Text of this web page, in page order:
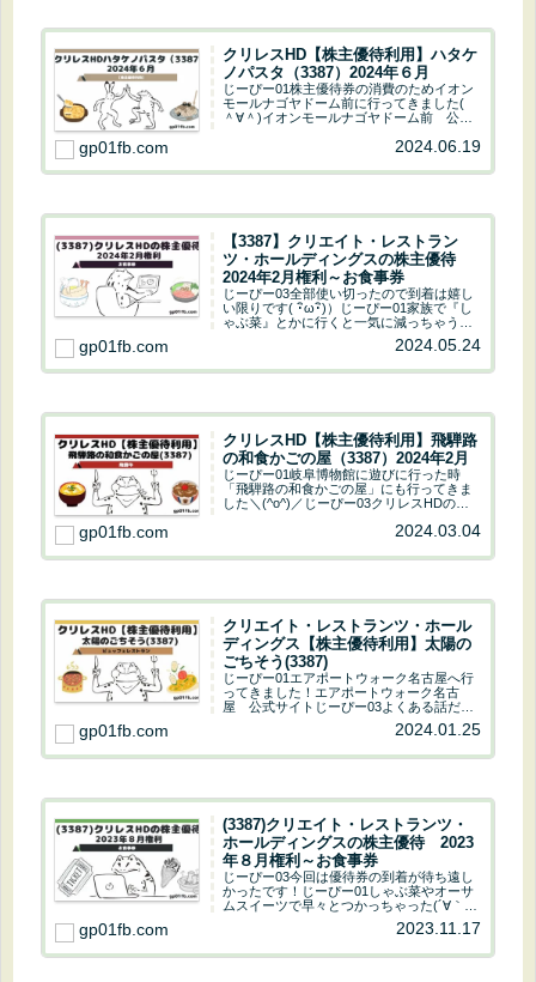
クリレスHD【株主優待利用】ハタケ
ノパスタ（3387）2024年６月
じーぴー01株主優待券の消費のためイオン
モールナゴヤドーム前に行ってきました(
＾∀＾)イオンモールナゴヤドーム前 公式
サイトじーぴー03じーぴーがクリレスの優
待券を使うって言ってたけど…じーぴー01
gp01fb.com 2024.06.19
【3387】クリエイト・レストラン
2024年2月権利～お食事券
じーぴー03全部使い切ったので到着は嬉し
い限りです( ･ิω･ิ)）じーぴー01家族で『し
ゃぶ菜』とかに行くと一気に減っちゃうか
らね！！今回はデザート王国でゆっくり消
化も良いかも(*´ω`*)株主優待予想配当金予
想配当利回りグループ店舗で使...
gp01fb.com 2024.05.24
クリレスHD【株主優待利用】飛騨路
じーぴー01岐阜博物館に遊びに行った時
「飛騨路の和食かごの屋」にも行ってきま
した＼(^o^)／じーぴー03クリレスHDの優
待券が使えるお店ね！！じーぴー01知らな
かったけど、「飛騨路の和食かごの屋」と
「かごの屋」は別の括りみたね！かごの屋
gp01fb.com 2024.03.04
クリエイト・レストランツ・ホール
ごちそう(3387)
じーぴー01エアポートウォーク名古屋へ行
ってきました！エアポートウォーク名古
屋 公式サイトじーぴー03よくある話だけ
どここは豊山町だけどエアポートウォーク
名古屋ヮ(ﾟдﾟ)ォ!じーぴー01バイキングレ
gp01fb.com 2024.01.25
(3387)クリエイト・レストランツ・
年８月権利～お食事券
じーぴー03今回は優待券の到着が待ち遠し
かったです！じーぴー01しゃぶ菜やオーサ
ムスイーツで早々とつかっちゃった(´∀｀*)
今回はクリレスＨＤの株主優待について解
説していきます。じーぴー的 クリレスＨ
gp01fb.com 2023.11.17